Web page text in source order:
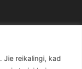
Jie reikalingi, kad
1497